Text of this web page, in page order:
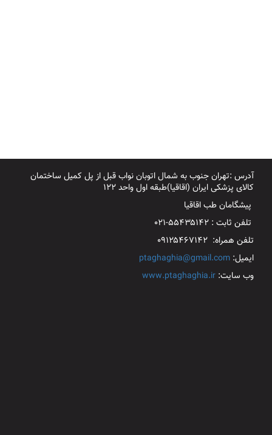
آدرس :تهران جنوب به شمال اتوبان نواب قبل از پل کمیل ساختمان
کالای پزشکی ایران (اقاقیا)طبقه اول واحد ۱۲۲
پیشگامان طب اقاقیا
تلفن ثابت : ۵۵۴۳۵۱۴۲-۰۲۱
تلفن همراه: ۰۹۱۲۵۴۶۷۱۴۲
ایمیل: ptaghaghia@gmail.com
وب سایت: www.ptaghaghia.ir